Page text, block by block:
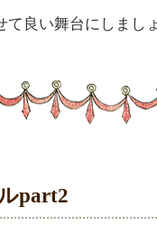
て良い舞台にしまし
part2